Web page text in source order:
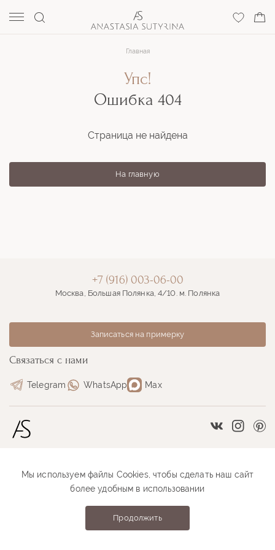
Главная
Упс!
Ошибка 404
Страница не найдена
На главную
Vkontakte
Связаться с нами
Telegram WhatsApp Max
+7 (916) 003-06-00
Москва, Большая Полянка, 4/10. м. Полянка
Записаться на примерку
Размерная сетка
Как проходит примерка
Как оформить заказ
Anastasia Sutyrina © 2026
Мы используем файлы Cookies, чтобы сделать наш сайт
более удобным в использовании
Продолжить